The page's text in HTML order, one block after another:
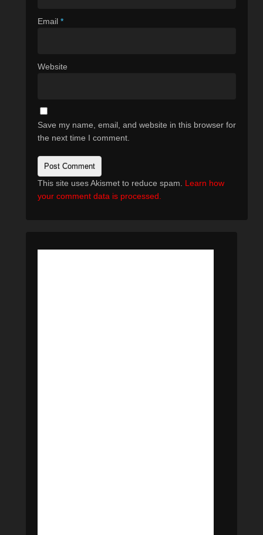
Email *
Website
Save my name, email, and website in this browser for
the next time I comment.
This site uses Akismet to reduce spam. Learn how
your comment data is processed.